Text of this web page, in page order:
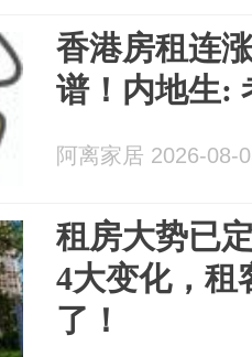
遗像｜三农
香港房租连
谱！内地生:
阿离家居 2026-08-
租房大势已
4大变化，租
了！